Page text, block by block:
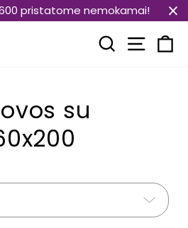
pristatome nemokamai!
Paieška
su